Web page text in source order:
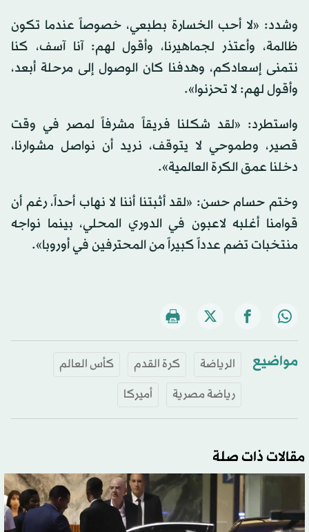
وشدد: «لا أحب الخسارة بطبعي، خصوصاً عندما تكون
ظالمة، وأعتذر لجماهيرنا، وأقول لهم: آنا آسف، كنا
نتمنى إسعادكم، وهدفنا كان الوصول إلى مرحلة أبعد،
وأقول لهم: لا تحزنوا».
واستطرد: «لقد شكلنا فريقاً مشرفاً لمصر في وقت
قصير، وطموحي لا يتوقف، نريد أن نواصل مشوارنا،
دخلنا عمق الكرة العالمية».
وختم حسام حسن: «لقد أثبتنا أننا لا نهاب أحداً، رغم أن
قوامنا أغلبه لاعبون في الدوري المحلي، بينما نواجه
منتخبات تضم عدداً كبيراً من المحترفين في أوروبا».
مواضيع الرياضة كرة القدم
كأس العالم
رياضة مصرية
أميركا
مقالات ذات صلة